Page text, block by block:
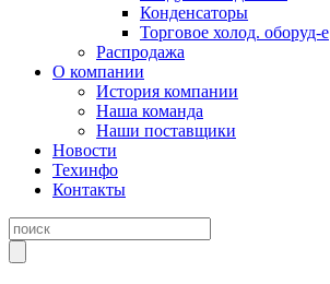
Конденсаторы
Торговое холод. оборуд-е
Распродажа
О компании
История компании
Наша команда
Наши поставщики
Новости
Техинфо
Контакты